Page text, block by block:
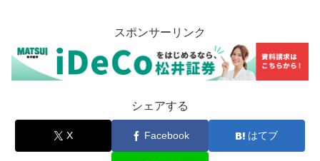
スポンサーリンク
シェアする
X Facebook はてブ